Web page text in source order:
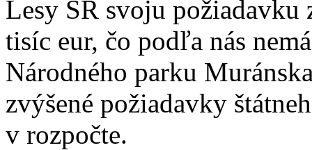
Lesy SR svoju
tisíc eur, čo podľa nás
Národného parku
zvýšené požiadavky
v rozpočte.